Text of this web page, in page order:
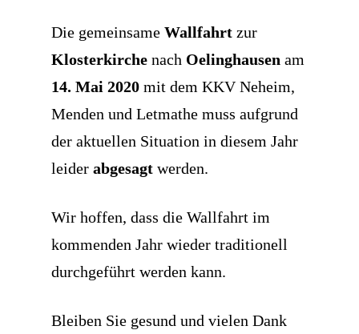
Die gemeinsame Wallfahrt zur
Klosterkirche nach Oelinghausen am
14. Mai 2020 mit dem KKV Neheim,
Menden und Letmathe muss aufgrund
der aktuellen Situation in diesem Jahr
leider abgesagt werden.
Wir hoffen, dass die Wallfahrt im
kommenden Jahr wieder traditionell
durchgeführt werden kann.
Bleiben Sie gesund und vielen Dank